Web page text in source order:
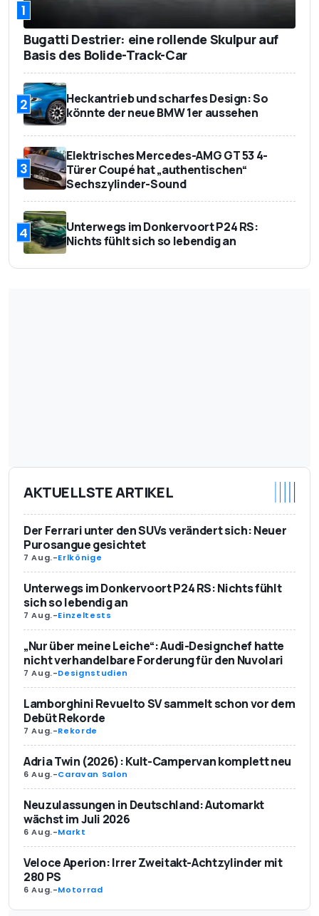
1
Bugatti Destrier: eine rollende Skulpur auf
Basis des Bolide-Track-Car
2
Heckantrieb und scharfes Design: So
könnte der neue BMW 1er aussehen
3
Elektrisches Mercedes-AMG GT 53 4-
Türer Coupé hat „authentischen“
Sechszylinder-Sound
4
Unterwegs im Donkervoort P24 RS:
Nichts fühlt sich so lebendig an
AKTUELLSTE ARTIKEL
Der Ferrari unter den SUVs verändert sich: Neuer
Purosangue gesichtet
7 Aug.-Erlkönige
Unterwegs im Donkervoort P24 RS: Nichts fühlt
sich so lebendig an
7 Aug.-Einzeltests
„Nur über meine Leiche“: Audi-Designchef hatte
nicht verhandelbare Forderung für den Nuvolari
7 Aug.-Designstudien
Lamborghini Revuelto SV sammelt schon vor dem
Debüt Rekorde
7 Aug.-Rekorde
Adria Twin (2026): Kult-Campervan komplett neu
6 Aug.-Caravan Salon
Neuzulassungen in Deutschland: Automarkt
wächst im Juli 2026
6 Aug.-Markt
Veloce Aperion: Irrer Zweitakt-Achtzylinder mit
280 PS
6 Aug.-Motorrad